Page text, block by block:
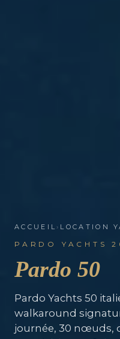
ACCUEIL › LOCATION
PARDO YACHTS
Pardo 50
Pardo Yachts 50
walkaround
journée, 30 nœuds,